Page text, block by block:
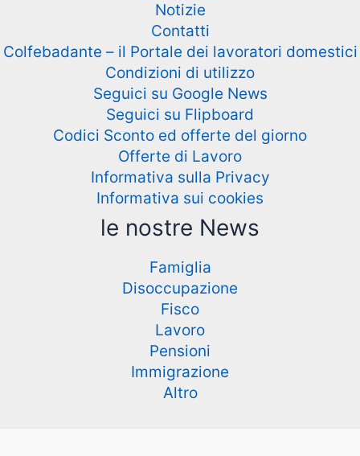
Notizie
Contatti
Colfebadante – il Portale dei lavoratori domestici
Condizioni di utilizzo
Seguici su Google News
Seguici su Flipboard
Codici Sconto ed offerte del giorno
Offerte di Lavoro
Informativa sulla Privacy
Informativa sui cookies
le nostre News
Famiglia
Disoccupazione
Fisco
Lavoro
Pensioni
Immigrazione
Altro